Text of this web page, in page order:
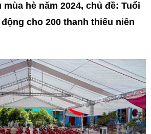
mùa hè năm 2024, chủ đề: Tuổi
cho 200 thanh thiếu niên